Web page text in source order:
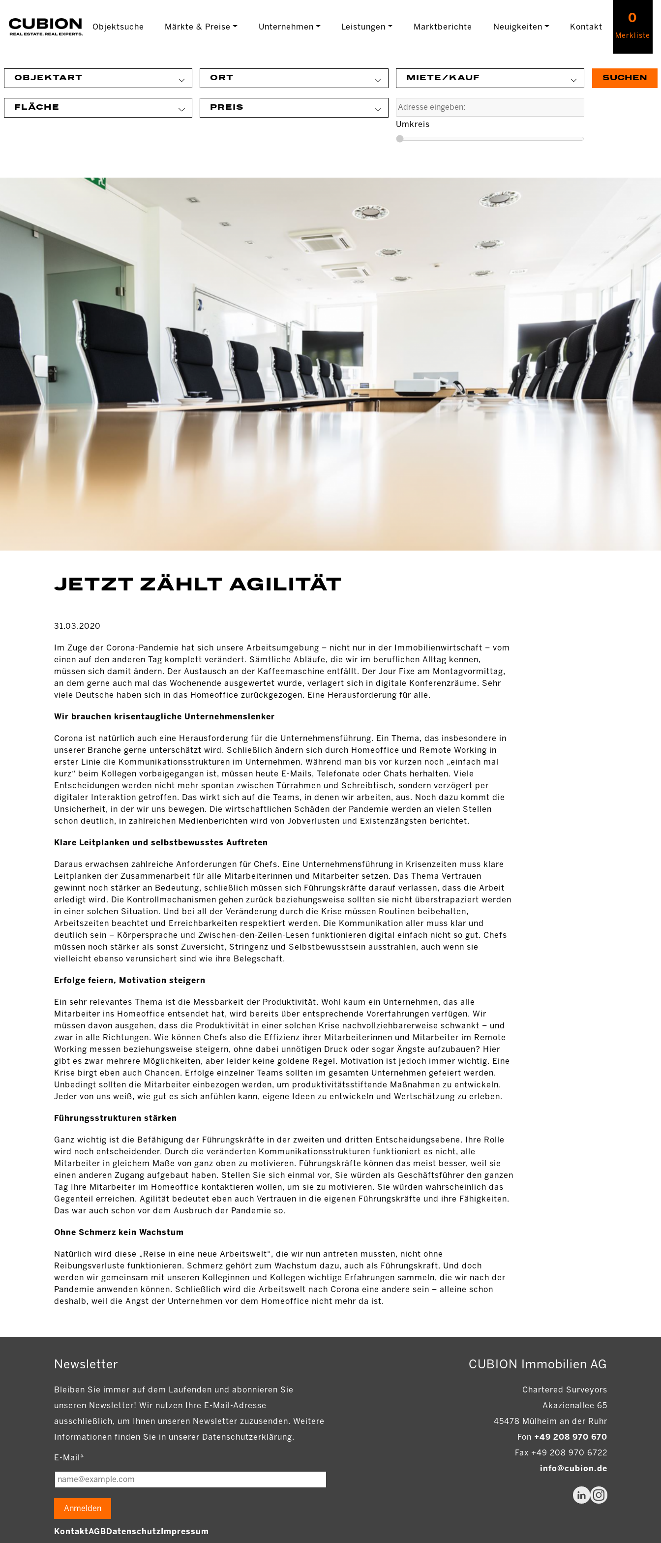
Objektsuche Märkte & Preise Unternehmen Leistungen Marktberichte Neuigkeiten Kontakt
0
Merkliste
OBJEKTART ORT MIETE/KAUF
FLÄCHE PREIS
Umkreis
SUCHEN
JETZT ZÄHLT AGILITÄT
31.03.2020
Im Zuge der Corona-Pandemie hat sich unsere Arbeitsumgebung – nicht nur in der Immobilienwirtschaft – vom
einen auf den anderen Tag komplett verändert. Sämtliche Abläufe, die wir im beruflichen Alltag kennen,
müssen sich damit ändern. Der Austausch an der Kaffeemaschine entfällt. Der Jour Fixe am Montagvormittag,
an dem gerne auch mal das Wochenende ausgewertet wurde, verlagert sich in digitale Konferenzräume. Sehr
viele Deutsche haben sich in das Homeoffice zurückgezogen. Eine Herausforderung für alle.
Wir brauchen krisentaugliche Unternehmenslenker
Corona ist natürlich auch eine Herausforderung für die Unternehmensführung. Ein Thema, das insbesondere in
unserer Branche gerne unterschätzt wird. Schließlich ändern sich durch Homeoffice und Remote Working in
erster Linie die Kommunikationsstrukturen im Unternehmen. Während man bis vor kurzen noch „einfach mal
kurz“ beim Kollegen vorbeigegangen ist, müssen heute E-Mails, Telefonate oder Chats herhalten. Viele
Entscheidungen werden nicht mehr spontan zwischen Türrahmen und Schreibtisch, sondern verzögert per
digitaler Interaktion getroffen. Das wirkt sich auf die Teams, in denen wir arbeiten, aus. Noch dazu kommt die
Unsicherheit, in der wir uns bewegen. Die wirtschaftlichen Schäden der Pandemie werden an vielen Stellen
schon deutlich, in zahlreichen Medienberichten wird von Jobverlusten und Existenzängsten berichtet.
Klare Leitplanken und selbstbewusstes Auftreten
Daraus erwachsen zahlreiche Anforderungen für Chefs. Eine Unternehmensführung in Krisenzeiten muss klare
Leitplanken der Zusammenarbeit für alle Mitarbeiterinnen und Mitarbeiter setzen. Das Thema Vertrauen
gewinnt noch stärker an Bedeutung, schließlich müssen sich Führungskräfte darauf verlassen, dass die Arbeit
erledigt wird. Die Kontrollmechanismen gehen zurück beziehungsweise sollten sie nicht überstrapaziert werden
in einer solchen Situation. Und bei all der Veränderung durch die Krise müssen Routinen beibehalten,
Arbeitszeiten beachtet und Erreichbarkeiten respektiert werden. Die Kommunikation aller muss klar und
deutlich sein – Körpersprache und Zwischen-den-Zeilen-Lesen funktionieren digital einfach nicht so gut. Chefs
müssen noch stärker als sonst Zuversicht, Stringenz und Selbstbewusstsein ausstrahlen, auch wenn sie
vielleicht ebenso verunsichert sind wie ihre Belegschaft.
Erfolge feiern, Motivation steigern
Ein sehr relevantes Thema ist die Messbarkeit der Produktivität. Wohl kaum ein Unternehmen, das alle
Mitarbeiter ins Homeoffice entsendet hat, wird bereits über entsprechende Vorerfahrungen verfügen. Wir
müssen davon ausgehen, dass die Produktivität in einer solchen Krise nachvollziehbarerweise schwankt – und
zwar in alle Richtungen. Wie können Chefs also die Effizienz ihrer Mitarbeiterinnen und Mitarbeiter im Remote
Working messen beziehungsweise steigern, ohne dabei unnötigen Druck oder sogar Ängste aufzubauen? Hier
gibt es zwar mehrere Möglichkeiten, aber leider keine goldene Regel. Motivation ist jedoch immer wichtig. Eine
Krise birgt eben auch Chancen. Erfolge einzelner Teams sollten im gesamten Unternehmen gefeiert werden.
Unbedingt sollten die Mitarbeiter einbezogen werden, um produktivitätsstiftende Maßnahmen zu entwickeln.
Jeder von uns weiß, wie gut es sich anfühlen kann, eigene Ideen zu entwickeln und Wertschätzung zu erleben.
Führungsstrukturen stärken
Ganz wichtig ist die Befähigung der Führungskräfte in der zweiten und dritten Entscheidungsebene. Ihre Rolle
wird noch entscheidender. Durch die veränderten Kommunikationsstrukturen funktioniert es nicht, alle
Mitarbeiter in gleichem Maße von ganz oben zu motivieren. Führungskräfte können das meist besser, weil sie
einen anderen Zugang aufgebaut haben. Stellen Sie sich einmal vor, Sie würden als Geschäftsführer den ganzen
Tag Ihre Mitarbeiter im Homeoffice kontaktieren wollen, um sie zu motivieren. Sie würden wahrscheinlich das
Gegenteil erreichen. Agilität bedeutet eben auch Vertrauen in die eigenen Führungskräfte und ihre Fähigkeiten.
Das war auch schon vor dem Ausbruch der Pandemie so.
Ohne Schmerz kein Wachstum
Natürlich wird diese „Reise in eine neue Arbeitswelt“, die wir nun antreten mussten, nicht ohne
Reibungsverluste funktionieren. Schmerz gehört zum Wachstum dazu, auch als Führungskraft. Und doch
werden wir gemeinsam mit unseren Kolleginnen und Kollegen wichtige Erfahrungen sammeln, die wir nach der
Pandemie anwenden können. Schließlich wird die Arbeitswelt nach Corona eine andere sein – alleine schon
deshalb, weil die Angst der Unternehmen vor dem Homeoffice nicht mehr da ist.
Newsletter
Bleiben Sie immer auf dem Laufenden und abonnieren Sie
unseren Newsletter! Wir nutzen Ihre E-Mail-Adresse
ausschließlich, um Ihnen unseren Newsletter zuzusenden. Weitere
Informationen finden Sie in unserer Datenschutzerklärung.
E-Mail*
Anmelden
CUBION Immobilien AG
Chartered Surveyors
Akazienallee 65
45478 Mülheim an der Ruhr
Fon +49 208 970 670
Fax +49 208 970 6722
info@cubion.de
KontaktAGBDatenschutzImpressum